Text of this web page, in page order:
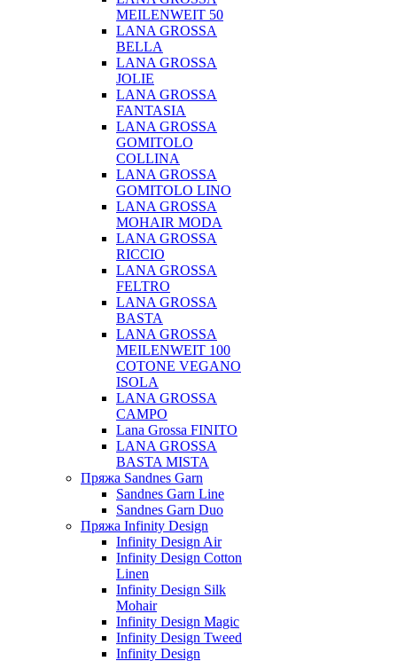
MEILENWEIT 50
LANA GROSSA
BELLA
LANA GROSSA
JOLIE
LANA GROSSA
FANTASIA
LANA GROSSA
GOMITOLO
COLLINA
LANA GROSSA
GOMITOLO LINO
LANA GROSSA
MOHAIR MODA
LANA GROSSA
RICCIO
LANA GROSSA
FELTRO
LANA GROSSA
BASTA
LANA GROSSA
MEILENWEIT 100
COTONE VEGANO
ISOLA
LANA GROSSA
CAMPO
Lana Grossa FINITO
LANA GROSSA
BASTA MISTA
Пряжа Sandnes Garn
Sandnes Garn Line
Sandnes Garn Duo
Пряжа Infinity Design
Infinity Design Air
Infinity Design Cotton
Linen
Infinity Design Silk
Mohair
Infinity Design Magic
Infinity Design Tweed
Infinity Design